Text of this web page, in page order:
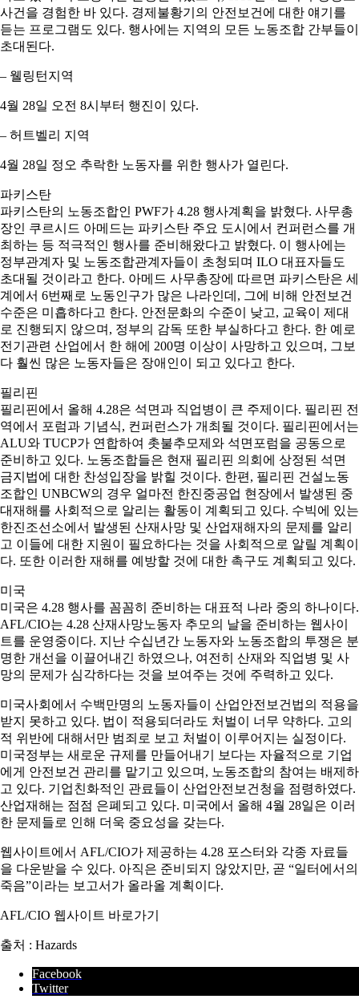
사건을 경험한 바 있다. 경제불황기의 안전보건에 대한 얘기를
듣는 프로그램도 있다. 행사에는 지역의 모든 노동조합 간부들이
초대된다.
– 웰링턴지역
4월 28일 오전 8시부터 행진이 있다.
– 허트벨리 지역
4월 28일 정오 추락한 노동자를 위한 행사가 열린다.
파키스탄
파키스탄의 노동조합인 PWF가 4.28 행사계획을 밝혔다. 사무총
장인 쿠르시드 아메드는 파키스탄 주요 도시에서 컨퍼런스를 개
최하는 등 적극적인 행사를 준비해왔다고 밝혔다. 이 행사에는
정부관계자 및 노동조합관계자들이 초청되며 ILO 대표자들도
초대될 것이라고 한다. 아메드 사무총장에 따르면 파키스탄은 세
계에서 6번째로 노동인구가 많은 나라인데, 그에 비해 안전보건
수준은 미흡하다고 한다. 안전문화의 수준이 낮고, 교육이 제대
로 진행되지 않으며, 정부의 감독 또한 부실하다고 한다. 한 예로
전기관련 산업에서 한 해에 200명 이상이 사망하고 있으며, 그보
다 훨씬 많은 노동자들은 장애인이 되고 있다고 한다.
필리핀
필리핀에서 올해 4.28은 석면과 직업병이 큰 주제이다. 필리핀 전
역에서 포럼과 기념식, 컨퍼런스가 개최될 것이다. 필리핀에서는
ALU와 TUCP가 연합하여 촛불추모제와 석면포럼을 공동으로
준비하고 있다. 노동조합들은 현재 필리핀 의회에 상정된 석면
금지법에 대한 찬성입장을 밝힐 것이다. 한편, 필리핀 건설노동
조합인 UNBCW의 경우 얼마전 한진중공업 현장에서 발생된 중
대재해를 사회적으로 알리는 활동이 계획되고 있다. 수빅에 있는
한진조선소에서 발생된 산재사망 및 산업재해자의 문제를 알리
고 이들에 대한 지원이 필요하다는 것을 사회적으로 알릴 계획이
다. 또한 이러한 재해를 예방할 것에 대한 촉구도 계획되고 있다.
미국
미국은 4.28 행사를 꼼꼼히 준비하는 대표적 나라 중의 하나이다.
AFL/CIO는 4.28 산재사망노동자 추모의 날을 준비하는 웹사이
트를 운영중이다. 지난 수십년간 노동자와 노동조합의 투쟁은 분
명한 개선을 이끌어내긴 하였으나, 여전히 산재와 직업병 및 사
망의 문제가 심각하다는 것을 보여주는 것에 주력하고 있다.
미국사회에서 수백만명의 노동자들이 산업안전보건법의 적용을
받지 못하고 있다. 법이 적용되더라도 처벌이 너무 약하다. 고의
적 위반에 대해서만 범죄로 보고 처벌이 이루어지는 실정이다.
미국정부는 새로운 규제를 만들어내기 보다는 자율적으로 기업
에게 안전보건 관리를 맡기고 있으며, 노동조합의 참여는 배제하
고 있다. 기업친화적인 관료들이 산업안전보건청을 점령하였다.
산업재해는 점점 은폐되고 있다. 미국에서 올해 4월 28일은 이러
한 문제들로 인해 더욱 중요성을 갖는다.
웹사이트에서 AFL/CIO가 제공하는 4.28 포스터와 각종 자료들
을 다운받을 수 있다. 아직은 준비되지 않았지만, 곧 “일터에서의
죽음”이라는 보고서가 올라올 계획이다.
AFL/CIO 웹사이트 바로가기
출처 : Hazards
Facebook
Twitter